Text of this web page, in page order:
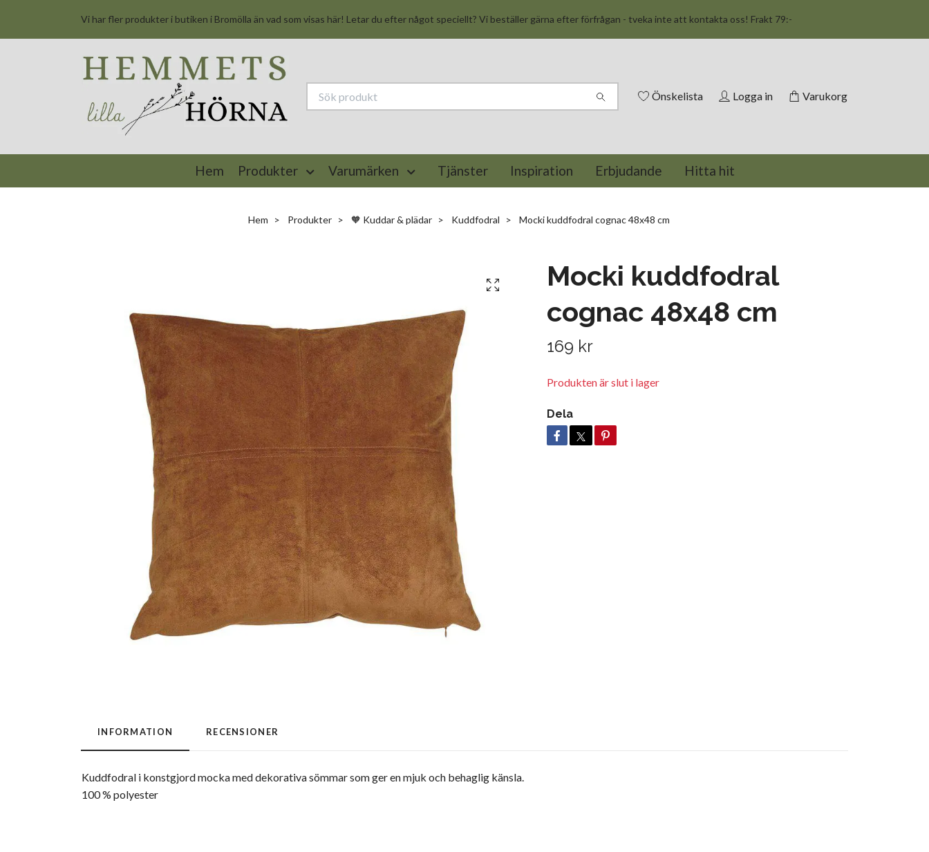
Vi har fler produkter i butiken i Bromölla än vad som visas här! Letar du efter något speciellt? Vi beställer gärna efter förfrågan - tveka inte att kontakta oss! Frakt 79:-
Önskelista Logga in Varukorg
Hem Produkter Varumärken Tjänster Inspiration Erbjudande Hitta hit
Hem Produkter 🧡 Kuddar & plädar Kuddfodral Mocki kuddfodral cognac 48x48 cm
Mocki kuddfodral
cognac 48x48 cm
169 kr
Produkten är slut i lager
Dela
INFORMATION RECENSIONER
Kuddfodral i konstgjord mocka med dekorativa sömmar som ger en mjuk och behaglig känsla.
100 % polyester